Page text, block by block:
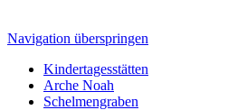
Navigation überspringen
Kindertagesstätten
Arche Noah
Schelmengraben